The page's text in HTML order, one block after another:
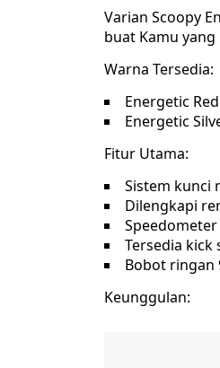
Varian Scoopy
buat Kamu
Warna Tersedia:
Energetic Red
Energetic
Fitur Utama:
Sistem kunci
Dilengkapi
Tersedia
Bobot ringan
Keunggulan: